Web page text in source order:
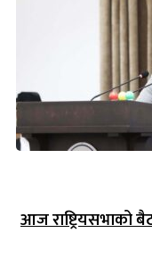
आज राष्ट्रियसभाको